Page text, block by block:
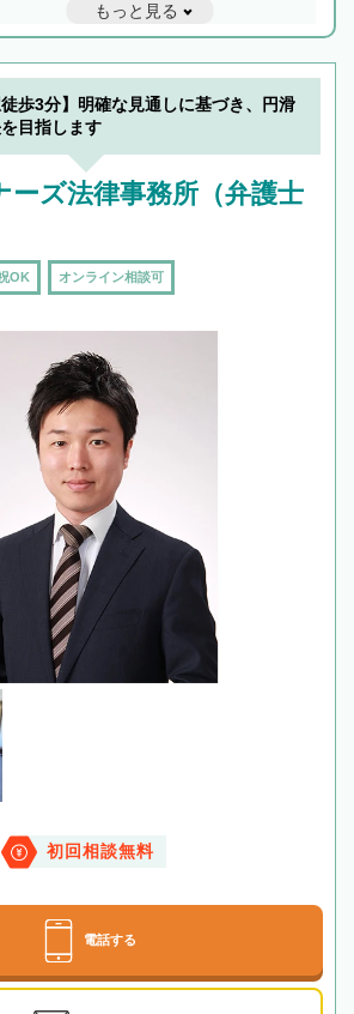
士業との連携もスムーズに進み、トラブル
みならず相続をトータルで任せることが
す。また、相続は感情がからむ分野なの
ーリングも重要です。実際に電話や面談
の弁護士と会話をしてウマが合う方に依
もっと見る
徒歩3分】明確な見通しに基づき、円滑
目指します
ーズ法律事務所（弁護士
OK オンライン相談可
初回相談無料
電話する